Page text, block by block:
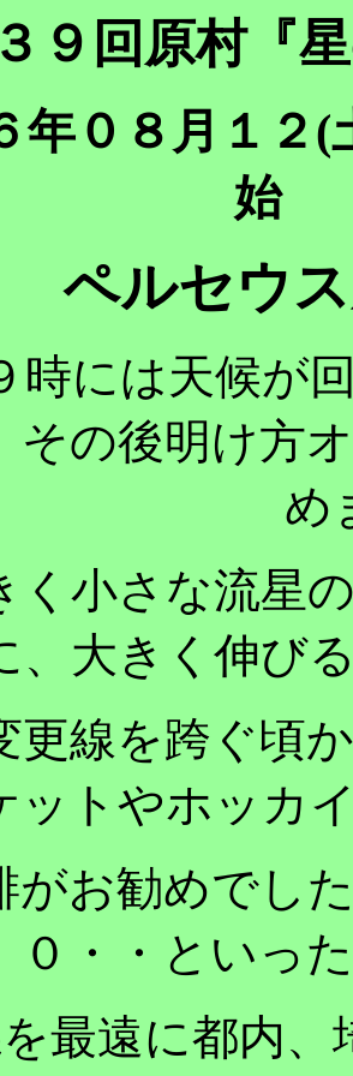
９回原村『
年０８月１
始
ペルセウ
時には天候が
その後明け方
め
く小さな流星
、大きく伸び
更線を跨ぐ頃
ットやホッカ
がお勧めで
０・・といっ
最遠に都内